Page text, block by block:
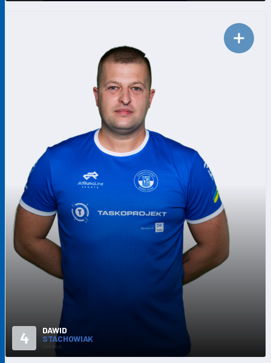
4
DAWID
STACHOWIAK
OBROŃCA